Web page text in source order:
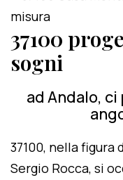
37100
sogni
ad Andalo,
37100, nella
Sergio Rocca, si